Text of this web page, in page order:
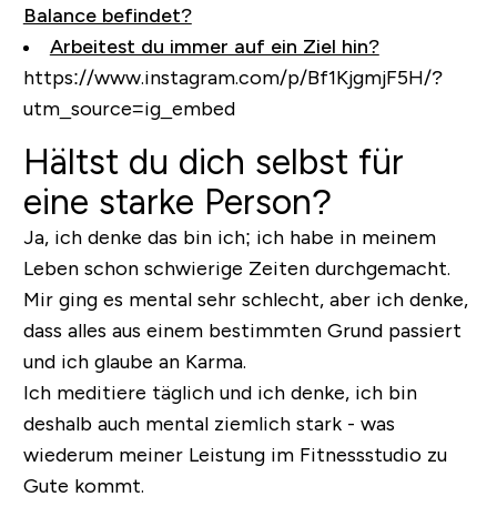
Balance befindet?
Arbeitest du immer auf ein Ziel hin?
https://www.instagram.com/p/Bf1KjgmjF5H/?
utm_source=ig_embed
Hältst du dich selbst für
eine starke Person?
Ja, ich denke das bin ich; ich habe in meinem
Leben schon schwierige Zeiten durchgemacht.
Mir ging es mental sehr schlecht, aber ich denke,
dass alles aus einem bestimmten Grund passiert
und ich glaube an Karma.
Ich meditiere täglich und ich denke, ich bin
deshalb auch mental ziemlich stark - was
wiederum meiner Leistung im Fitnessstudio zu
Gute kommt.